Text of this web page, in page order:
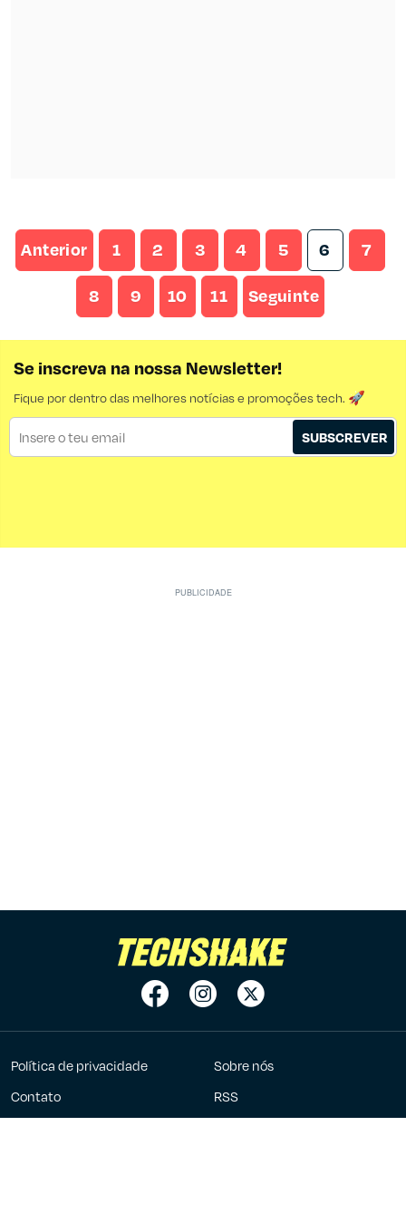
Anterior 1 2 3 4 5 6 7
8 9 10 11 Seguinte
Se inscreva na nossa Newsletter!
Fique por dentro das melhores notícias e promoções tech. 🚀
SUBSCREVER
Política de privacidade
Sobre nós
Contato
RSS